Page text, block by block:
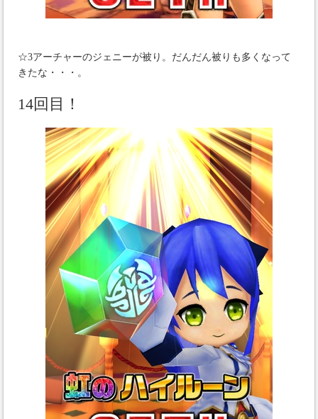
☆3アーチャーのジェニーが被り。だんだん被りも多くなって
きたな・・・。
14回目！